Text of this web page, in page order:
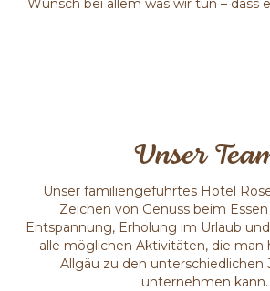
Unser
Unser familiengeführtes Hotel
Zeichen von Genuss beim
Entspannung, Erholung im Urlaub
alle möglichen Aktivitäten, die man
Allgäu zu den unterschiedlichen
unternehmen kann.